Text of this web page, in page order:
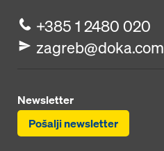
+385 1 2480 020
zagreb@doka.com
Newsletter
Pošalji newsletter